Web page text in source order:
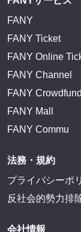
FANYサービス
FANY
FANY Ticket
FANY
FANY Mall
FANY Commu